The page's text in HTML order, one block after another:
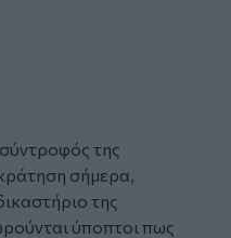
της
σήμερα,
της
ύποπτοι πως